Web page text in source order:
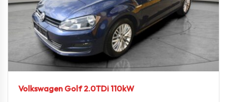
Volkswagen Golf 2.0TDi 110kW